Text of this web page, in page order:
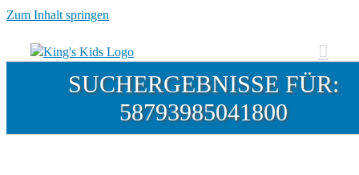
Zum Inhalt springen
SUCHERGEBNISSE FÜR:
58793985041800